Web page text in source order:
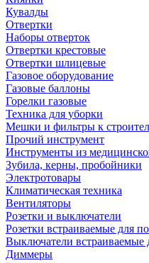
Кувалды
Отвертки
Наборы отверток
Отвертки крестовые
Отвертки шлицевые
Газовое оборудование
Газовые баллоны
Горелки газовые
Техника для уборки
Мешки и фильтры к
Прочий инструмент
Инструменты из
Зубила, керны, пробойники
Электротовары
Климатическая техника
Вентиляторы
Розетки и выключатели
Розетки встраиваемые для
Выключатели встраиваемые
Диммеры